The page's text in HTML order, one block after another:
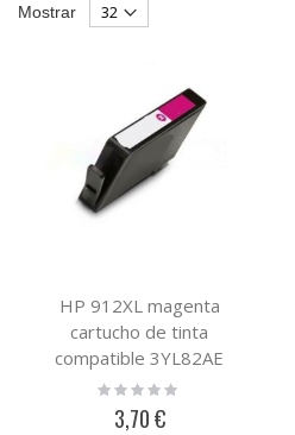
Mostrar
HP 912XL magenta
cartucho de tinta
compatible 3YL82AE
Rating:
3,70 €